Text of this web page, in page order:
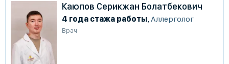
Каюпов Серикжан Болатбекович
4 года стажа работы,Аллерголог
Врач